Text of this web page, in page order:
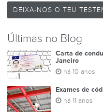
DEIXA-NOS O TEU
Últimas no Blog
Carta de
Janeiro
há 10 anos
Exames de
há 11 anos